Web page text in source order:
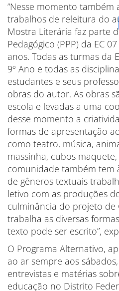
“Nesse momento também
trabalhos de releitura do
Mostra Literária faz parte
Pedagógico (PPP) da EC
anos. Todas as turmas da
9º Ano e todas as
estudantes e seus
obras do autor. As obras
escola e levadas a uma
desse momento a
formas de apresentação
como teatro, música,
massinha, cubos
comunidade também tem
de gêneros textuais
letivo com as produções
culminância do projeto de
trabalha as diversas
texto pode ser escrito”,
O Programa Alternativo,
ao ar sempre aos
entrevistas e matérias
educação no Distrito